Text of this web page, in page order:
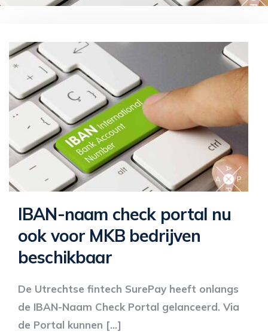
IBAN-naam check portal nu
ook voor MKB bedrijven
beschikbaar
De Utrechtse fintech SurePay heeft onlangs
de IBAN-Naam Check Portal gelanceerd. Via
de Portal kunnen […]